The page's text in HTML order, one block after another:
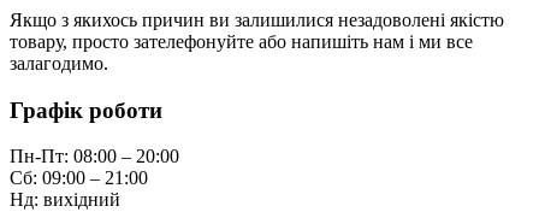
Якщо з якихось причин ви залишилися незадоволені якістю
товару, просто зателефонуйте або напишіть нам і ми все
залагодимо.
Графік роботи
Пн-Пт: 08:00 – 20:00
Сб: 09:00 – 21:00
Нд: вихідний